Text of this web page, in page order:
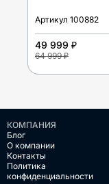
Артикул 100882
49 999 ₽
64 999 ₽
КОМПАНИЯ
Блог
О компании
Контакты
Политика
конфиденциальности